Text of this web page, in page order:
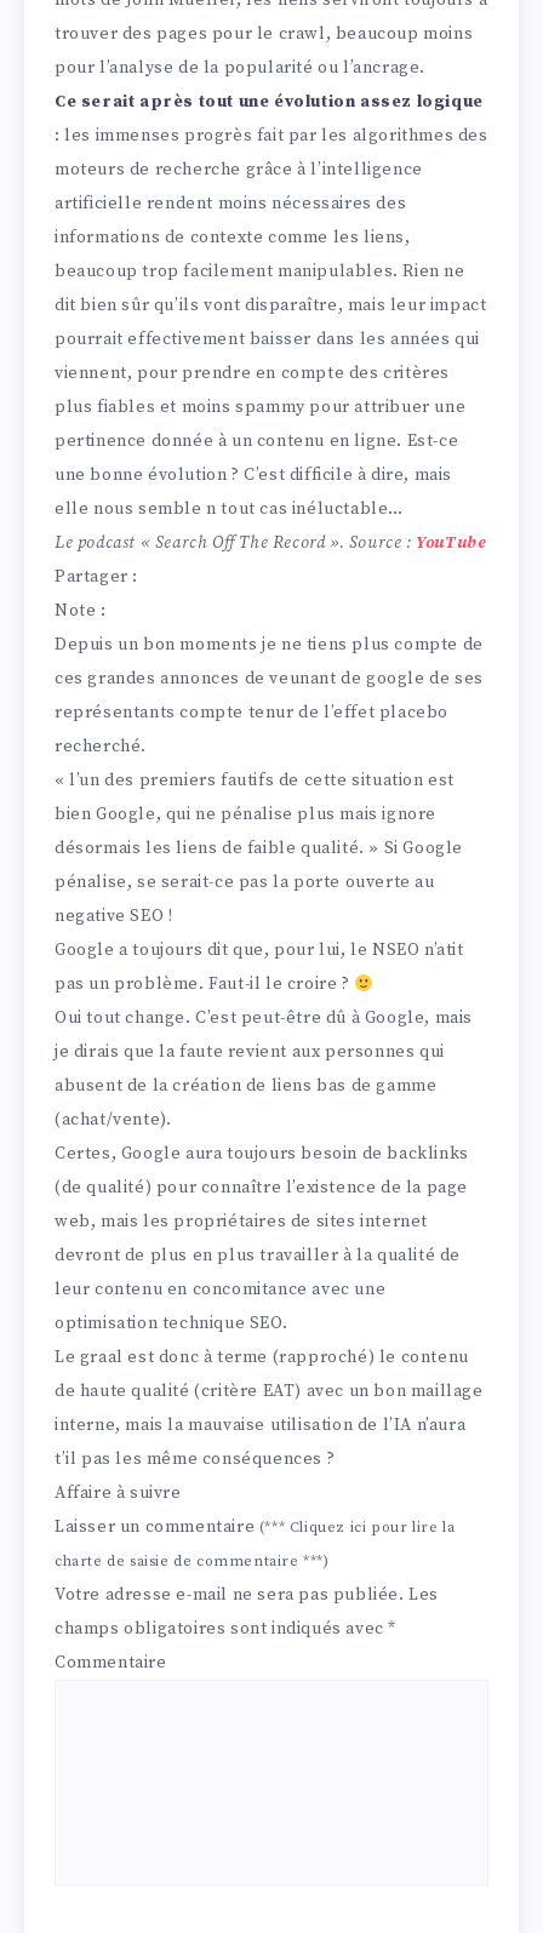
trouver des pages pour le crawl, beaucoup moins
pour l’analyse de la popularité ou l’ancrage.
Ce serait après tout une évolution assez logique
: les immenses progrès fait par les algorithmes des
moteurs de recherche grâce à l’intelligence
artificielle rendent moins nécessaires des
informations de contexte comme les liens,
beaucoup trop facilement manipulables. Rien ne
dit bien sûr qu’ils vont disparaître, mais leur impact
pourrait effectivement baisser dans les années qui
viennent, pour prendre en compte des critères
plus fiables et moins spammy pour attribuer une
pertinence donnée à un contenu en ligne. Est-ce
une bonne évolution ? C’est difficile à dire, mais
elle nous semble n tout cas inéluctable…
Le podcast « Search Off The Record ». Source : YouTube
Partager :
Note :
Depuis un bon moments je ne tiens plus compte de
ces grandes annonces de veunant de google de ses
représentants compte tenur de l’effet placebo
recherché.
« l’un des premiers fautifs de cette situation est
bien Google, qui ne pénalise plus mais ignore
désormais les liens de faible qualité. » Si Google
pénalise, se serait-ce pas la porte ouverte au
negative SEO !
Google a toujours dit que, pour lui, le NSEO n’atit
pas un problème. Faut-il le croire ?
Oui tout change. C’est peut-être dû à Google, mais
je dirais que la faute revient aux personnes qui
abusent de la création de liens bas de gamme
(achat/vente).
Certes, Google aura toujours besoin de backlinks
(de qualité) pour connaître l’existence de la page
web, mais les propriétaires de sites internet
devront de plus en plus travailler à la qualité de
leur contenu en concomitance avec une
optimisation technique SEO.
Le graal est donc à terme (rapproché) le contenu
de haute qualité (critère EAT) avec un bon maillage
interne, mais la mauvaise utilisation de l’IA n’aura
t’il pas les même conséquences ?
Affaire à suivre
Laisser un commentaire (*** Cliquez ici pour lire la
charte de saisie de commentaire ***)
Votre adresse e-mail ne sera pas publiée. Les
champs obligatoires sont indiqués avec*
Commentaire